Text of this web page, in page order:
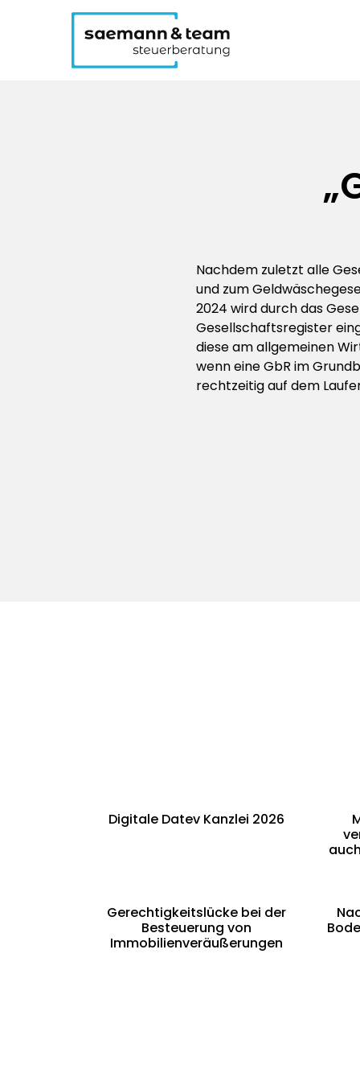
Nachdem zuletzt alle
und zum
2024 wird durch das
Gesellschaftsregister
diese am allgemeinen
wenn eine GbR im
rechtzeitig auf dem
Digitale Datev Kanzlei 2026
Gerechtigkeitslücke bei der
Besteuerung von
Immobilienveräußerungen